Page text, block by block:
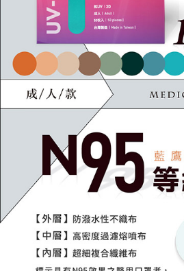
４．使用「AFTEE先享後付」時，將依據個
時審查核予不同之上限額度；若仍有額度不足
請求用戶進行身份認證。
５．嚴禁一人註冊多個帳號或使用他人資訊註
恩沛科技股份有限公司將有權停止該用戶之使
🚢離島配送
每筆NT$250